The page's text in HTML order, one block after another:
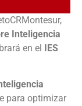
Inteligencia
en el IES
para optimizar